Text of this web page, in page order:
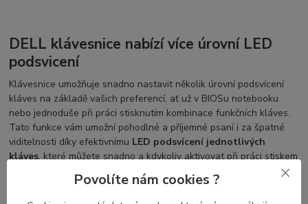
DELL klávesnice nabízí více úrovní LED
podsvicení
Klávesnice umožňuje snadno nastavit několik úrovní podsvícení
kláves na základě vašich preferencí, ať už v BIOSu notebooku
nebo jednoduše při práci stisknutím kombinace funkčních kláves.
Tato funkce vám umožní pohodlné a příjemné psaní i za špatné
viditelnosti díky efektivnímu LED podsvícení jednotlivých
kláves, které můžete snadno a kdykoliv aktivovat při práci stiskem
Povolíte nám cookies ?